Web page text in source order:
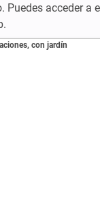
Puedes acceder a